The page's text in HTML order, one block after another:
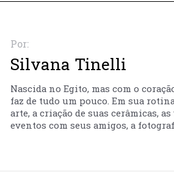
Por:
Silvana Tinelli
Nascida no Egito, mas com o
faz de tudo um pouco. Em sua
arte, a criação de suas cerâmicas,
eventos com seus amigos, a